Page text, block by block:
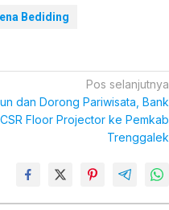
Bediding
Pos selanjutnya
dan Dorong Pariwisata, Bank
Floor Projector ke Pemkab
Trenggalek